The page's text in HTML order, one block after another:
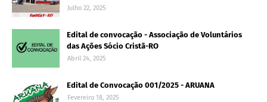
Julho 22, 2025
Edital de convocação - Associação de Voluntários
das Ações Sócio Cristã-RO
Abril 24, 2025
Edital de Convocação 001/2025 - ARUANA
Fevereiro 18, 2025